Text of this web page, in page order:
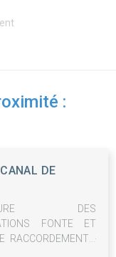
:
DE
DES
FONTE ET
RACCORDEMENT -